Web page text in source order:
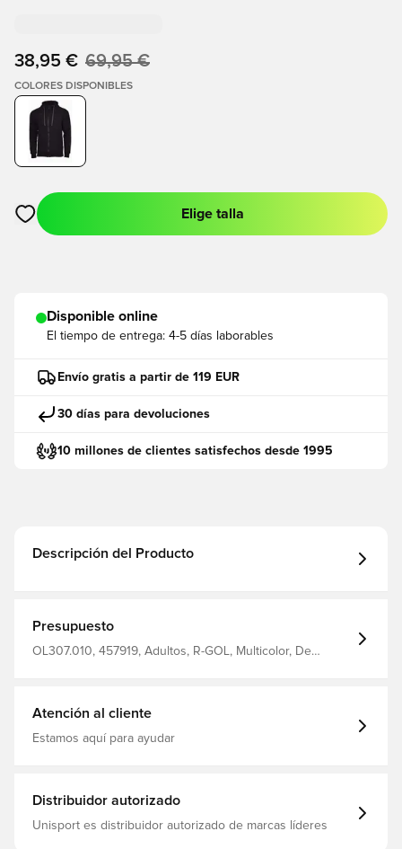
38,95 € 69,95 €
COLORES DISPONIBLES
Abre un modal para iniciar sesión o registrarse como miembro
Elige talla
Disponible online
El tiempo de entrega: 4-5 días laborables
Envío gratis a partir de 119 EUR
30 días para devoluciones
10 millones de clientes satisfechos desde 1995
Descripción del Producto
Presupuesto
OL307.010, 457919, Adultos, R-GOL, Multicolor, De
Atención al cliente
Estamos aquí para ayudar
Distribuidor autorizado
Unisport es distribuidor autorizado de marcas líderes